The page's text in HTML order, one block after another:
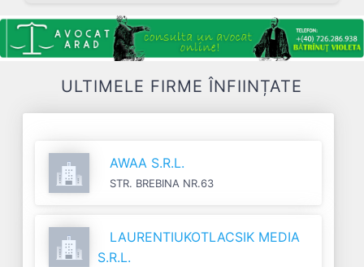
ULTIMELE FIRME ÎNFIINȚATE
AWAA S.R.L.
STR. BREBINA NR.63
LAURENTIUKOTLACSIK MEDIA
S.R.L.